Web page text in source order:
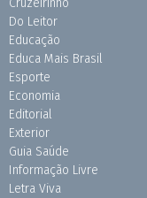
Do Leitor
Educação
Educa Mais Brasil
Esporte
Economia
Editorial
Exterior
Guia Saúde
Informação Livre
Letra Viva